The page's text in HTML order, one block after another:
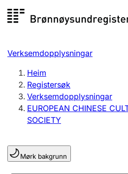
til
Registersøk
Aksjeselskap
Enkeltpersonføretak
Registrere, endre, slette
Lag og foreining
Registrere, endre, slette
Verksemdopplysningar
Heim
Registersøk
Verksemdopplysningar
EUROPEAN CHINESE
SOCIETY
Mørk bakgrunn